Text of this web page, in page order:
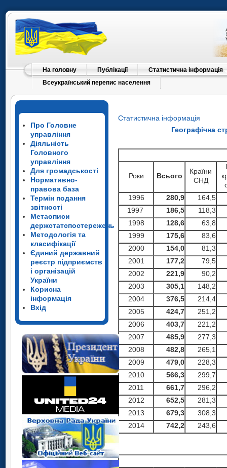
На головну Публікації
Статистична інформація
Всеукраїнський перепис населення
Про Головне
управління
Діяльність
Головного
управління
Для громадськості
Нормативно-
правова база
Термін подання
звітності
Метаописи
держстатспостережень
Методологія та
класифікації
Єдиний державний
реєстр підприємств
і організацій
України
Корисна
інформація
Вхід
Статистична інформація
Географічна
Роки Всього
Країни
СНД
1996
280,9
164,5
1997
186,5
118,3
1998
128,6
63,8
1999
175,6
83,6
2000
154,0
81,3
2001
177,2
79,5
2002
221,9
90,2
2003
305,1
148,2
2004
376,5
214,4
2005
424,7
251,2
2006
403,7
221,2
2007
485,9
277,3
2008
482,8
265,1
2009
479,0
228,3
2010
566,3
299,7
2011
661,7
296,2
2012
652,5
281,3
2013
679,3
308,3
2014
742,2 243,6